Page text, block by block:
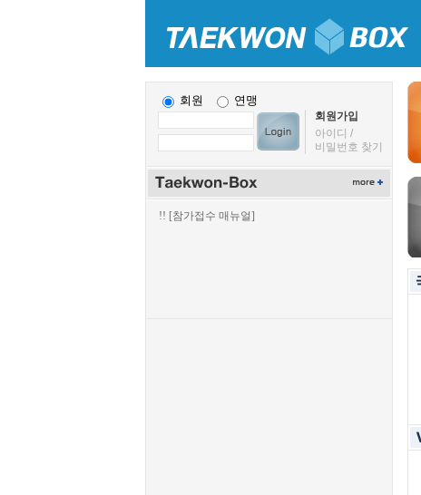
회원 연맹
회원가입
아이디 /
비밀번호 찾기
!! [참가접수 매뉴얼]